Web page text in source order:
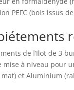
PEFC (bois issus
de l’Ilot de 3
mise à niveau pour
et Aluminium